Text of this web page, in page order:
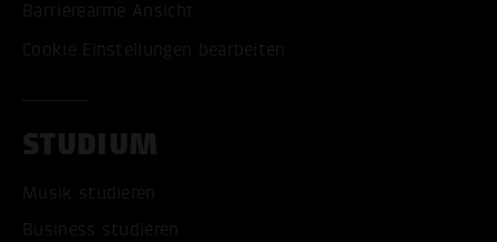
Barrierearme Ansicht
Cookie Einstellungen bearbeiten
STUDIUM
Musik studieren
Business studieren